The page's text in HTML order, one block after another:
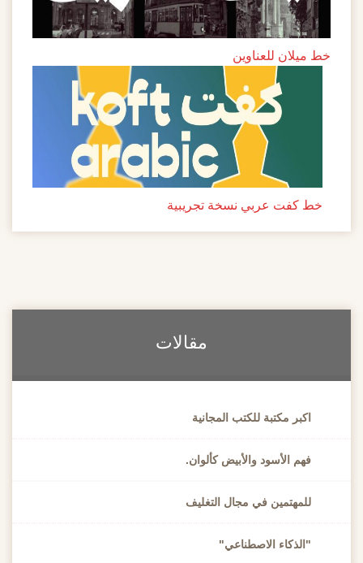
خط ميلان للعناوين
خط كفت عربي نسخة تجريبية
مقالات
اكبر مكتبة للكتب المجانية
فهم الأسود والأبيض كألوان.
للمهتمين في مجال التغليف
"الذكاء الاصطناعي"